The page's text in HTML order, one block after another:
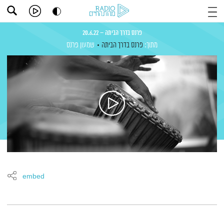
פרנס בדרך הביתה – 20.6.22
מתוך: פרנס בדרך הביתה שמעון פרנס
embed